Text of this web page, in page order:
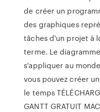
de créer un
des graphiques
tâches d'un projet à
terme. Le
s'appliquer au
vous pouvez créer
le temps
GANTT GRATUIT